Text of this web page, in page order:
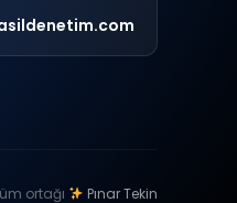
ortağı Pınar Tekin